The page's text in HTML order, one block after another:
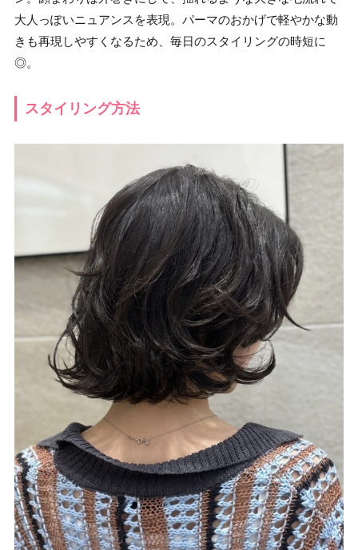
大人っぽいニュアンスを表現。パーマのおかげで軽やかな動
きも再現しやすくなるため、毎日のスタイリングの時短に
◎。
スタイリング方法